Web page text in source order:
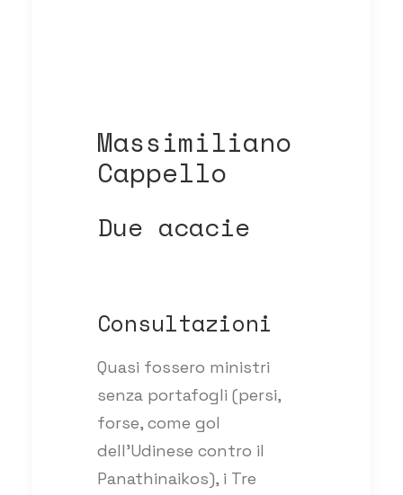
Massimiliano
Cappello
Due acacie
Consultazioni
Quasi fossero ministri
senza portafogli (persi,
forse, come gol
dell’Udinese contro il
Panathinaikos), i Tre